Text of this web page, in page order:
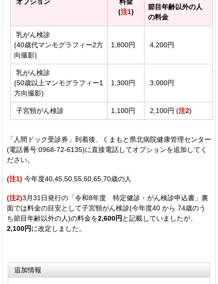
(注1)
節目年齢以外の人
の料金
乳がん検診
(40歳代マンモグラフィー2方
向撮影)
1,800円 4,200円
乳がん検診
(50歳以上マンモグラフィー1
方向撮影)
1,300円 3,000円
子宮頸がん検診 1,100円 2,100円 (注2)
「人間ドック受診券」到着後、くまもと県北病院健康管理センター
(電話番号:0968-72‐6135)に直接電話してオプションを追加してく
ださい。
(注1) 今年度40,45,50,55,60,65,70歳の人
(注2)3月31日発行の「令和8年度 特定健診・がん検診申込書」裏
面では料金の目安として子宮頸がん検診(今年度40 から 74歳のう
ち節目年齢以外の人)の料金を2,600円 と記載していましたが、
2,100円に改定しました。
追加情報